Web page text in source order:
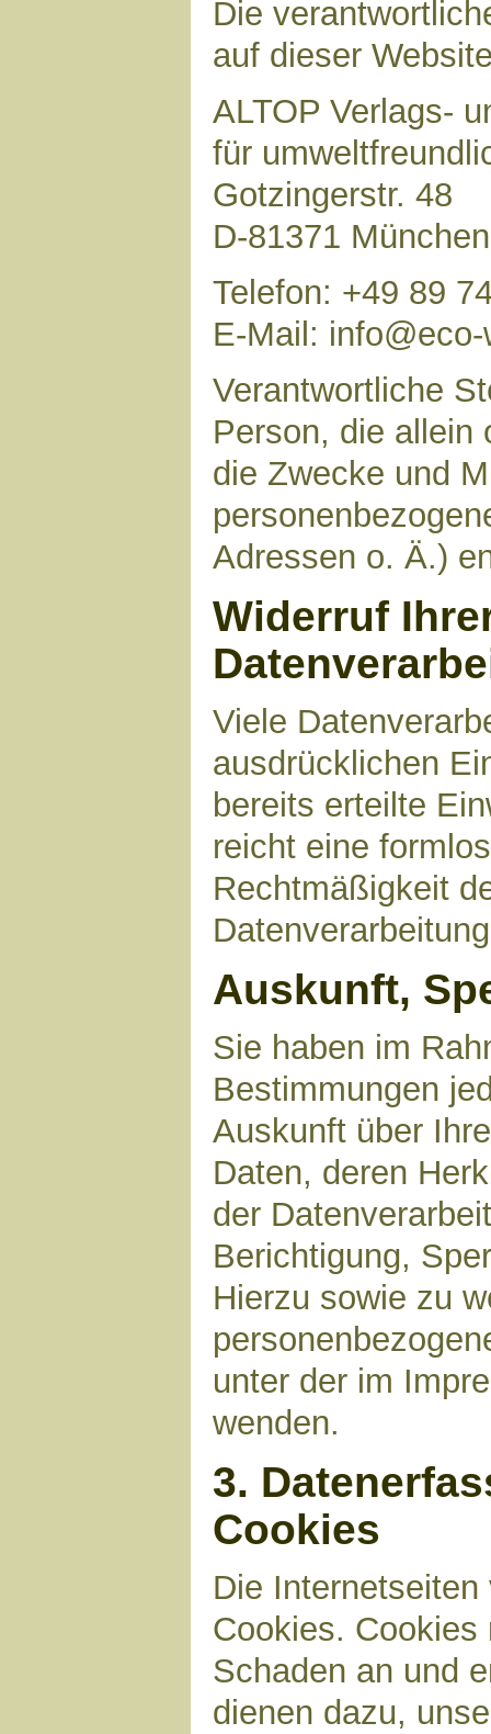
Die
auf dieser
ALTOP Verlags-
für
Gotzingerstr. 48
D-81371 München
Telefon: +49 89
E-Mail:
Verantwortliche
Person, die allein
die Zwecke und
Adressen o. Ä.)
Widerruf
Viele
ausdrücklichen
bereits erteilte
reicht eine
Rechtmäßigkeit
Auskunft,
Sie haben im
Bestimmungen
Auskunft über
Daten, deren
der
Berichtigung,
Hierzu sowie zu
unter der im
wenden.
3.
Cookies
Die
Cookies.
Schaden an und
dienen dazu,